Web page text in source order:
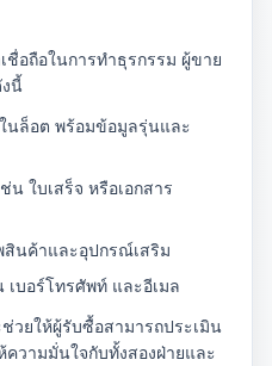
ชื่อถือในการทำธุรกรรม ผู้ขาย
นี้
นล็อต พร้อมข้อมูลรุ่นและ
น ใบเสร็จ หรือเอกสาร
สินค้าและอุปกรณ์เสริม
บอร์โทรศัพท์ และอีเมล
วยให้ผู้รับซื้อสามารถประเมิน
ความมั่นใจกับทั้งสองฝ่ายและ